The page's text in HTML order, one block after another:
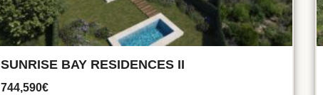
SUNRISE BAY RESIDENCES II
744,590€